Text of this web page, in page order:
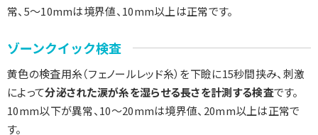
常、5～10mmは境界値、10mm以上は正常です。
ゾーンクイック検査
黄色の検査用糸（フェノールレッド糸）を下瞼に15秒間挟み、刺激
によって分泌された涙が糸を湿らせる長さを計測する検査です。
10mm以下が異常、10～20mmは境界値、20mm以上は正常で
す。